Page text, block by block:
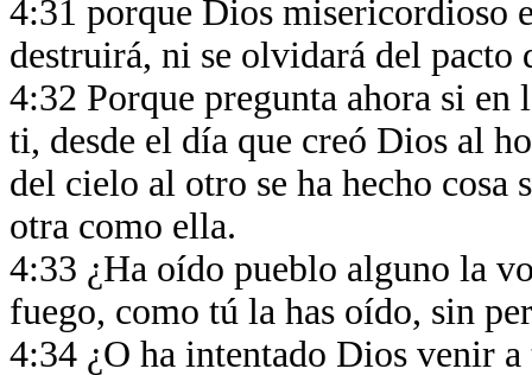
4:31 porque Dios misericordioso
destruirá, ni se olvidará del pacto
4:32 Porque pregunta ahora si en
ti, desde el día que creó Dios al
del cielo al otro se ha hecho cosa
otra como ella.
4:33 ¿Ha oído pueblo alguno la
fuego, como tú la has oído, sin
4:34 ¿O ha intentado Dios venir